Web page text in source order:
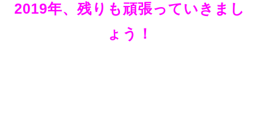
2019年、残りも頑張っていきまし
ょう！